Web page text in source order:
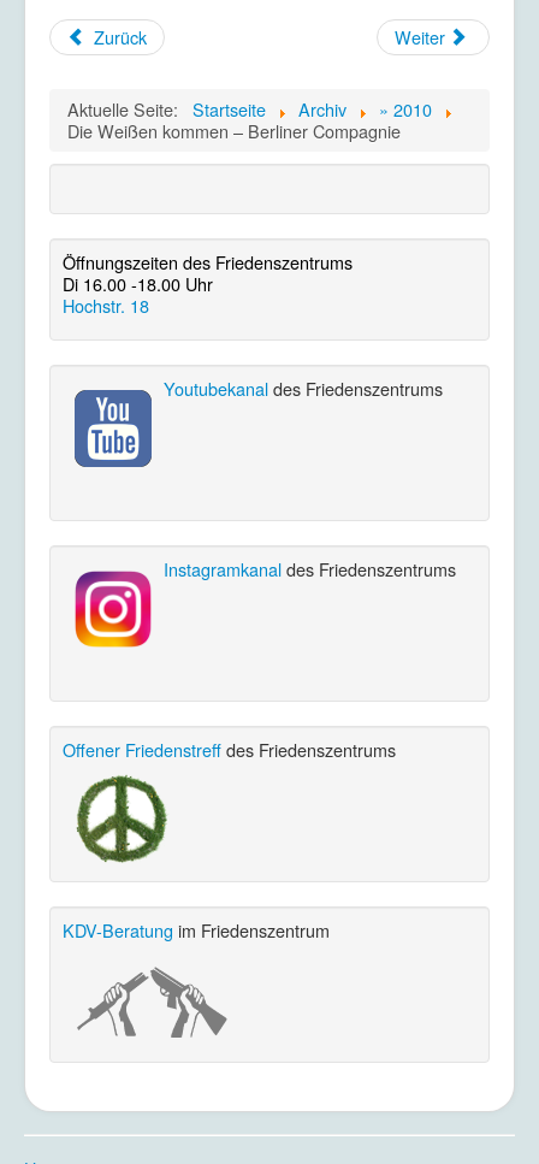
Zurück
Weiter
Aktuelle Seite: Startseite Archiv
» 2010
Die Weißen kommen – Berliner Compagnie
Öffnungszeiten des Friedenszentrums
Di 16.00 -18.00 Uhr
Hochstr. 18
Youtubekanaldes Friedenszentrums
Instagramkanaldes Friedenszentrums
Offener Friedenstreffdes Friedenszentrums
KDV-Beratung im Friedenszentrum